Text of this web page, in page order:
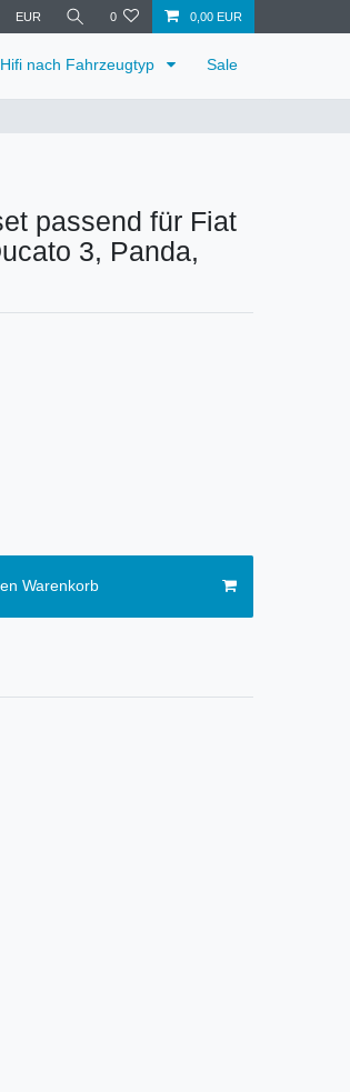
EUR 0 0,00 EUR
nach Fahrzeugtyp Sale
passend für Fiat
3, Panda,
Warenkorb